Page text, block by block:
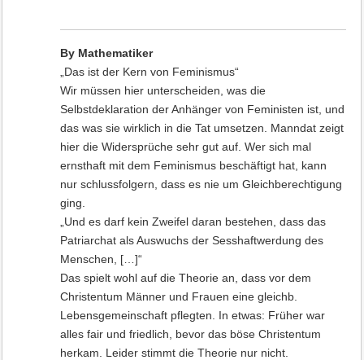
By Mathematiker
„Das ist der Kern von Feminismus“
Wir müssen hier unterscheiden, was die
Selbstdeklaration der Anhänger von Feministen ist, und
das was sie wirklich in die Tat umsetzen. Manndat zeigt
hier die Widersprüche sehr gut auf. Wer sich mal
ernsthaft mit dem Feminismus beschäftigt hat, kann
nur schlussfolgern, dass es nie um Gleichberechtigung
ging.
„Und es darf kein Zweifel daran bestehen, dass das
Patriarchat als Auswuchs der Sesshaftwerdung des
Menschen, […]“
Das spielt wohl auf die Theorie an, dass vor dem
Christentum Männer und Frauen eine gleichb.
Lebensgemeinschaft pflegten. In etwas: Früher war
alles fair und friedlich, bevor das böse Christentum
herkam. Leider stimmt die Theorie nur nicht.